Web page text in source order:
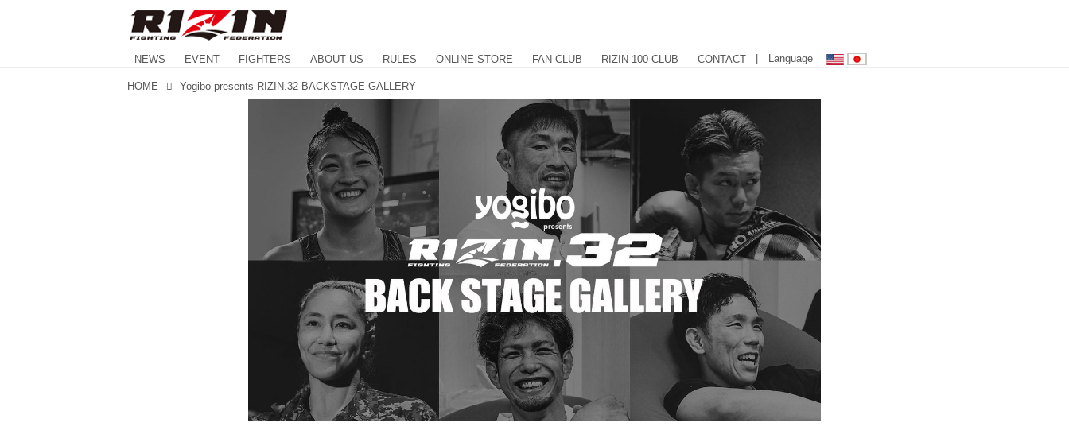
NEWS EVENT FIGHTERS ABOUT US RULES ONLINE STORE FAN CLUB RIZIN 100 CLUB CONTACT | Language
HOME Yogibo presents RIZIN.32 BACKSTAGE GALLERY